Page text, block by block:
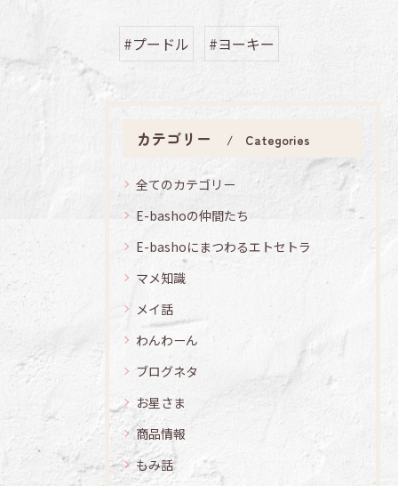
#プードル #ヨーキー
カテゴリー Categories
全てのカテゴリー
E-bashoの仲間たち
E-bashoにまつわるエトセトラ
マメ知識
メイ話
わんわーん
ブログネタ
お星さま
商品情報
もみ話